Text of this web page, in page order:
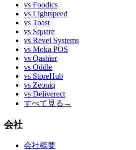
vs Foodics
vs Lightspeed
vs Toast
vs Square
vs Revel Systems
vs Moka POS
vs Qashier
vs Oddle
vs StoreHub
vs Zeoniq
vs Deliverect
すべて見る →
会社
会社概要